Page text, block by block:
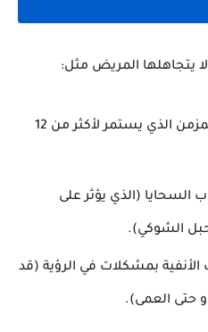
يتجاهلها المريض مثل:
التهاب الجيوب الأنفية المزمن الذي يستمر لأكثر من 12
السحايا (الذي يؤثر على
الشوكي).
الأنفية بمشكلات في الرؤية (قد
حتى العمى).